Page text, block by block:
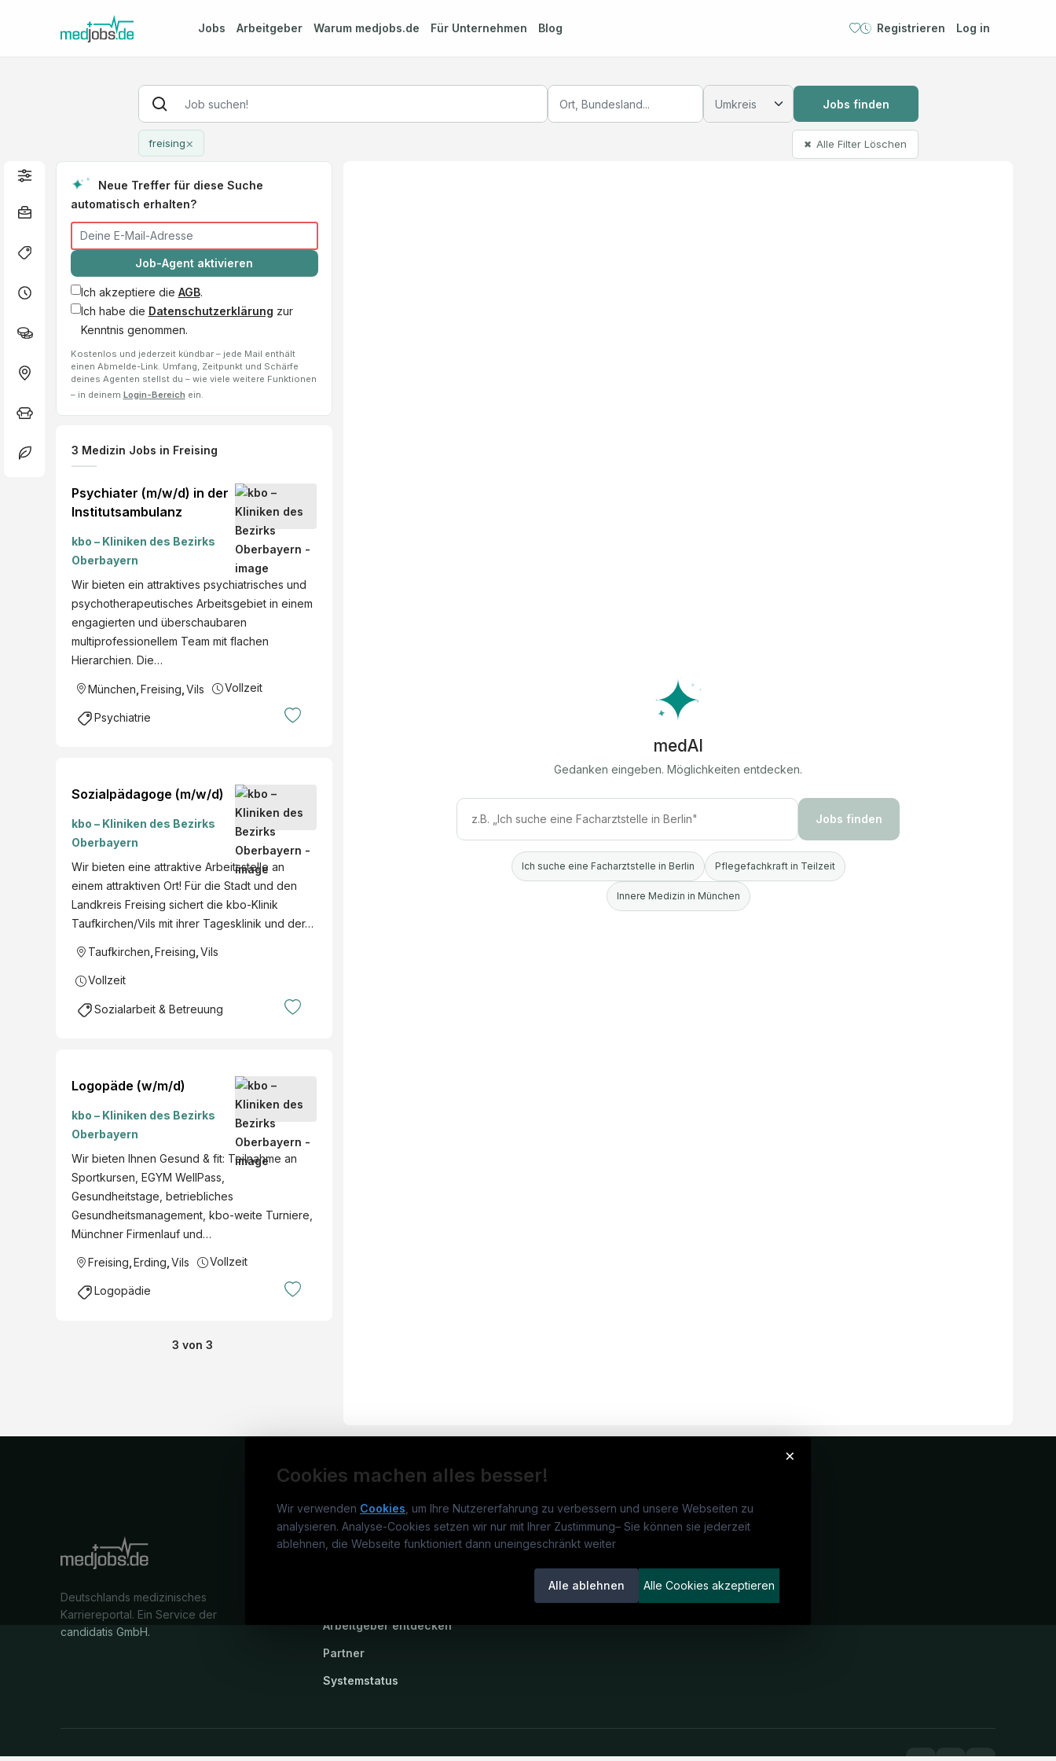
Jobs Arbeitgeber Warum medjobs.de Für Unternehmen Blog Registrieren Log in
Jobs finden
freising× ✖ Alle Filter Löschen
Neue Treffer für diese Suche
automatisch erhalten?
Job-Agent aktivieren
Ich akzeptiere die AGB.
Ich habe die Datenschutzerklärung zur
Kenntnis genommen.
Kostenlos und jederzeit kündbar – jede Mail enthält
einen Abmelde-Link. Umfang, Zeitpunkt und Schärfe
deines Agenten stellst du – wie viele weitere Funktionen
– in deinem Login-Bereich ein.
3 Medizin Jobs in Freising
Psychiater (m/w/d) in der
Institutsambulanz
kbo – Kliniken des Bezirks
Oberbayern
Wir bieten ein attraktives psychiatrisches und
psychotherapeutisches Arbeitsgebiet in einem
engagierten und überschaubaren
multiprofessionellem Team mit flachen
Hierarchien. Die…
München Freising Vils Vollzeit
Psychiatrie
Sozialpädagoge (m/w/d)
kbo – Kliniken des Bezirks
Oberbayern
Wir bieten eine attraktive Arbeitsstelle an
einem attraktiven Ort! Für die Stadt und den
Landkreis Freising sichert die kbo-Klinik
Taufkirchen/Vils mit ihrer Tagesklinik und der…
Taufkirchen Freising Vils
Vollzeit
Sozialarbeit & Betreuung
Logopäde (w/m/d)
kbo – Kliniken des Bezirks
Oberbayern
Wir bieten Ihnen Gesund & fit: Teilnahme an
Sportkursen, EGYM WellPass,
Gesundheitstage, betriebliches
Gesundheitsmanagement, kbo-weite Turniere,
Münchner Firmenlauf und…
Freising,Erding,Vils Vollzeit
Logopädie
3 von 3
medAI
Gedanken eingeben. Möglichkeiten entdecken.
Jobs finden
Ich suche eine Facharztstelle in Berlin Pflegefachkraft in Teilzeit
Innere Medizin in München
×
Cookies machen alles besser!
Wir verwenden Cookies, um Ihre Nutzererfahrung zu verbessern und unsere Webseiten zu
analysieren. Analyse-Cookies setzen wir nur mit Ihrer Zustimmung– Sie können sie jederzeit
ablehnen, die Webseite funktioniert dann uneingeschränkt weiter
Alle ablehnen
Alle Cookies akzeptieren
Deutschlands medizinisches
Karriereportal. Ein Service der
candidatis GmbH.
medjobs.de
Arbeitgeber entdecken
Partner
Systemstatus
Jobs
Jobkategorien
Berufsfelder
Kandidaten finden